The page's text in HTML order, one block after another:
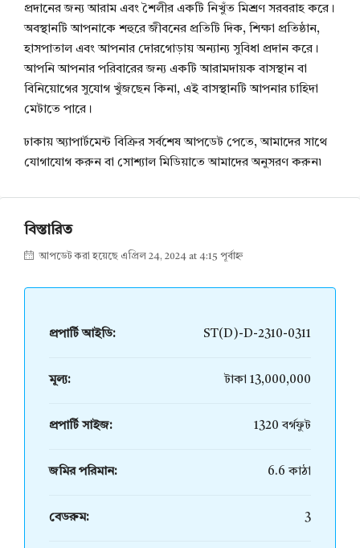
প্রদানের জন্য আরাম এবং শৈলীর একটি নিখুঁত মিশ্রণ সরবরাহ করে।
অবস্থানটি আপনাকে শহুরে জীবনের প্রতিটি দিক, শিক্ষা প্রতিষ্ঠান,
হাসপাতাল এবং আপনার দোরগোড়ায় অন্যান্য সুবিধা প্রদান করে।
আপনি আপনার পরিবারের জন্য একটি আরামদায়ক বাসস্থান বা
বিনিয়োগের সুযোগ খুঁজছেন কিনা, এই বাসস্থানটি আপনার চাহিদা
মেটাতে পারে।
ঢাকায় অ্যাপার্টমেন্ট বিক্রির সর্বশেষ আপডেট পেতে, আমাদের সাথে
যোগাযোগ করুন বা সোশ্যাল মিডিয়াতে আমাদের অনুসরণ করুন৷
বিস্তারিত
আপডেট করা হয়েছে এপ্রিল 24, 2024 at 4:15 পূর্বাহ্ন
প্রপার্টি আইডি: ST(D)-D-2310-0311
মূল্য: টাকা 13,000,000
প্রপার্টি সাইজ: 1320 বর্গফুট
জমির পরিমান: 6.6 কাঠা
বেডরুম: 3